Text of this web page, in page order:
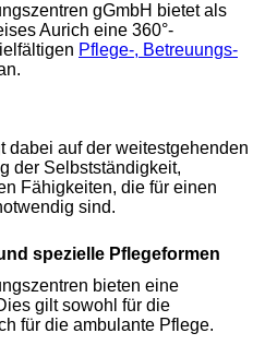
gGmbH bietet als
Aurich eine 360°-
Pflege-, Betreuungs-
dabei auf der weitestgehenden
der Selbstständigkeit,
Fähigkeiten, die für einen
sind.
spezielle Pflegeformen
bieten eine
gilt sowohl für die
für die ambulante Pflege.